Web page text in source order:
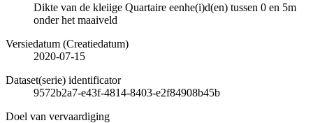
Dikte van de kleiige Quartaire eenhe(i)d(en) tussen 0 en 5m
onder het maaiveld
Versiedatum (Creatiedatum)
2020-07-15
Dataset(serie) identificator
9572b2a7-e43f-4814-8403-e2f84908b45b
Doel van vervaardiging